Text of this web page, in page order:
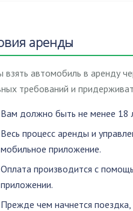
аренды
взять автомобиль в аренду
требований и
Вам должно быть не менее 18
Весь процесс аренды и
мобильное приложение.
Оплата производится с
приложении.
Прежде чем начнется